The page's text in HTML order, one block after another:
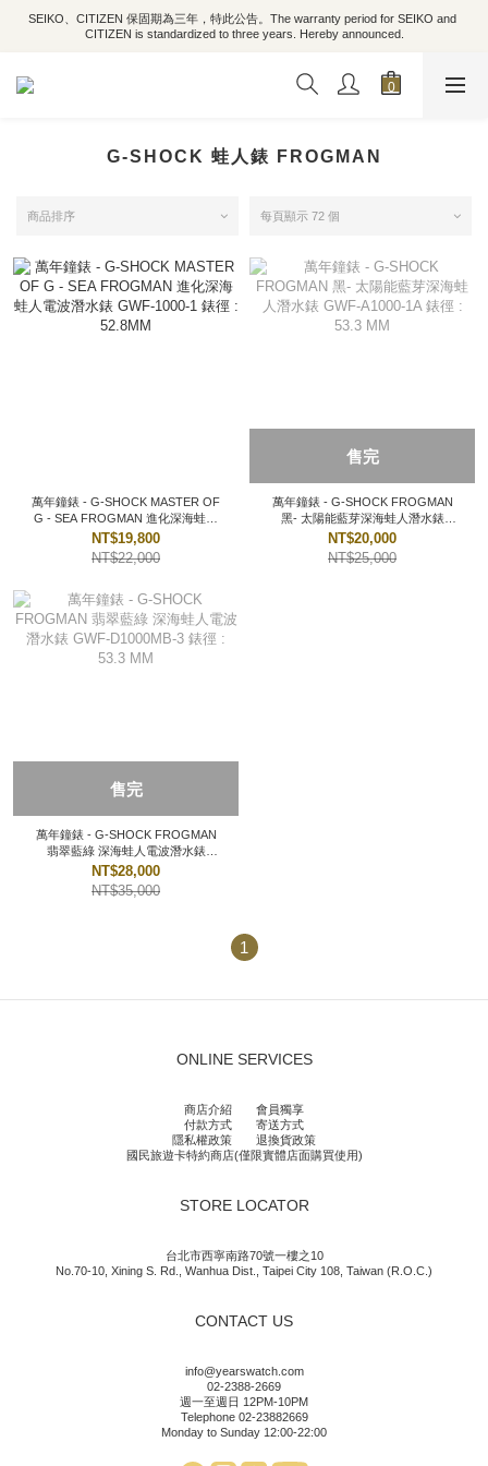
SEIKO、CITIZEN 保固期為三年，特此公告。The warranty period for SEIKO and
CITIZEN is standardized to three years. Hereby announced.
G-SHOCK 蛙人錶 FROGMAN
商品排序 每頁顯示 72 個
萬年鐘錶 - G-SHOCK MASTER OF
G - SEA FROGMAN 進化深海蛙人
電波潛水錶 GWF-1000-1 錶徑 :
52.8MM
NT$19,800
NT$22,000
售完
萬年鐘錶 - G-SHOCK FROGMAN
黑- 太陽能藍芽深海蛙人潛水錶
GWF-A1000-1A 錶徑 : 53.3 MM
NT$20,000
NT$25,000
售完
萬年鐘錶 - G-SHOCK FROGMAN
翡翠藍綠 深海蛙人電波潛水錶
GWF-D1000MB-3 錶徑 : 53.3 MM
NT$28,000
NT$35,000
1
ONLINE SERVICES
商店介紹
會員獨享
付款方式
寄送方式
隱私權政策
退換貨政策
國民旅遊卡特約商店(僅限實體店面購買使用)
STORE LOCATOR
台北市西寧南路70號一樓之10
No.70-10, Xining S. Rd., Wanhua Dist., Taipei City 108, Taiwan (R.O.C.)
CONTACT US
info@yearswatch.com
02-2388-2669
週一至週日 12PM-10PM
Telephone 02-23882669
Monday to Sunday 12:00-22:00